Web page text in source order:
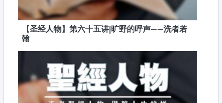
【圣经人物】第六十五讲|旷野的呼声——洗者若
翰